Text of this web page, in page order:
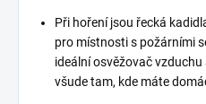
Při hoření jsou řecká
pro místnosti s požárními
ideální osvěžovač
všude tam, kde máte